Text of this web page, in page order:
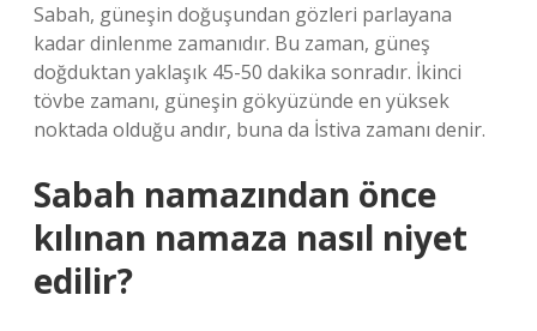
Sabah, güneşin doğuşundan gözleri parlayana
kadar dinlenme zamanıdır. Bu zaman, güneş
doğduktan yaklaşık 45-50 dakika sonradır. İkinci
tövbe zamanı, güneşin gökyüzünde en yüksek
noktada olduğu andır, buna da İstiva zamanı denir.
Sabah namazından önce
kılınan namaza nasıl niyet
edilir?